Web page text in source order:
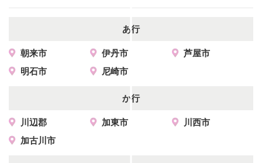
あ行
朝来市 伊丹市
芦屋市
明石市
尼崎市
か行
川辺郡 加東市
川西市
加古川市